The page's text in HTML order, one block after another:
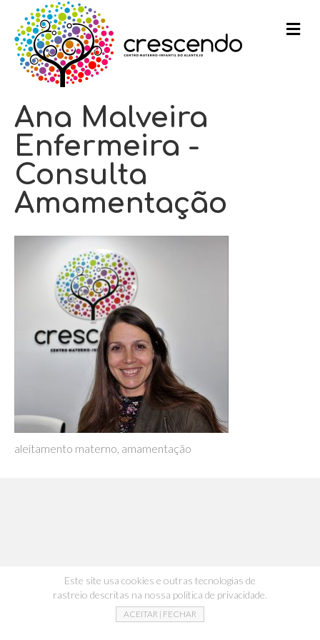
m
e
Ana Malveira
Enfermeira -
Consulta
Amamentação
aleitamento materno, amamentação
Este site usa cookies e outras tecnologias de
rastreio descritas na nossa politica de privacidade.
ACEITAR | FECHAR